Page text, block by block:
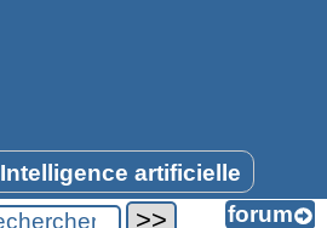
Intelligence artificielle